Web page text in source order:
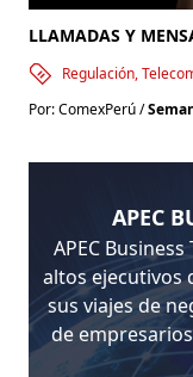
LLAMADAS Y
Regulación,
Por: ComexPerú /
APEC
APEC
altos ejecutivos
sus viajes de
de